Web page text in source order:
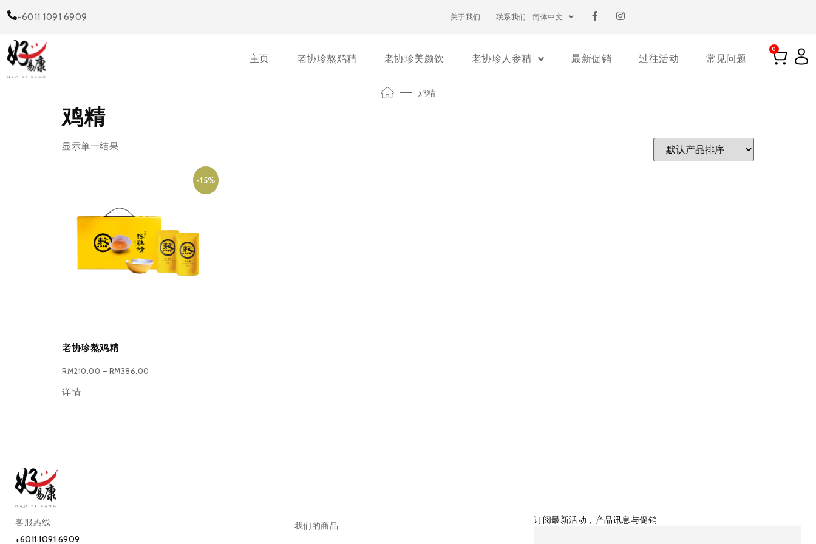
+6011 1091 6909 关于我们 联系我们 简体中文
主页 老协珍熬鸡精 老协珍美颜饮 老协珍人参精 最新促销 过往活动 常见问题
0
鸡精
鸡精
显示单一结果
-15%
老协珍熬鸡精
RM210.00 – RM386.00
详情
客服热线
+6011 1091 6909
我们的商品
订阅最新活动，产品讯息与促销